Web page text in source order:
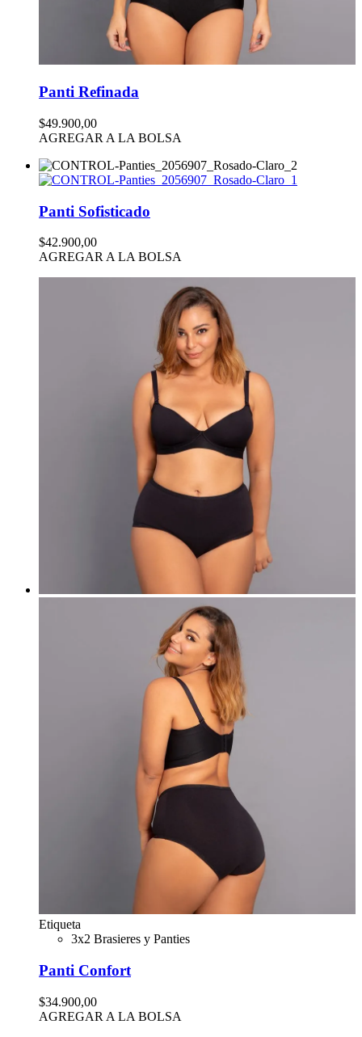
Panti Refinada
$49.900,00
AGREGAR A LA BOLSA
Panti Sofisticado
$42.900,00
AGREGAR A LA BOLSA
Etiqueta
3x2 Brasieres y Panties
Panti Confort
$34.900,00
AGREGAR A LA BOLSA